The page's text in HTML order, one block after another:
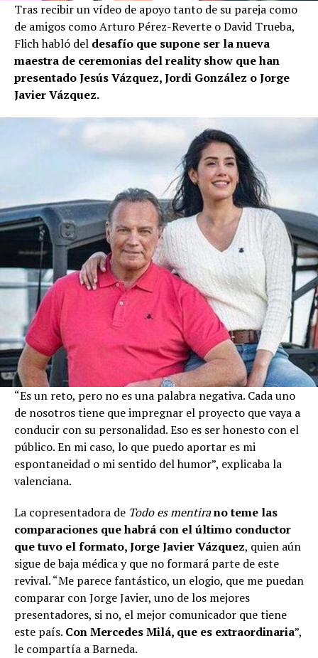
Tras recibir un vídeo de apoyo tanto de su pareja como
de amigos como Arturo Pérez-Reverte o David Trueba,
Flich habló del desafío que supone ser la nueva
maestra de ceremonias del reality show que han
presentado Jesús Vázquez, Jordi González o Jorge
Javier Vázquez.
“Es un reto, pero no es una palabra negativa. Cada uno
de nosotros tiene que impregnar el proyecto que vaya a
conducir con su personalidad. Eso es ser honesto con el
público. En mi caso, lo que puedo aportar es mi
espontaneidad o mi sentido del humor”, explicaba la
valenciana.
La copresentadora de Todo es mentirano teme las
comparaciones que habrá con el último conductor
que tuvo el formato, Jorge Javier Vázquez, quien aún
sigue de baja médica y que no formará parte de este
revival. “Me parece fantástico, un elogio, que me puedan
comparar con Jorge Javier, uno de los mejores
presentadores, si no, el mejor comunicador que tiene
este país. Con Mercedes Milá, que es extraordinaria”,
le compartía a Barneda.